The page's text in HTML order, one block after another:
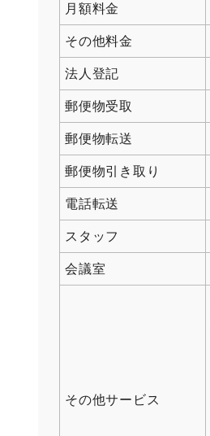
月額料金
その他料金
法人登記
郵便物受取
郵便物転送
郵便物引き取り
電話転送
スタッフ
会議室
その他サービス